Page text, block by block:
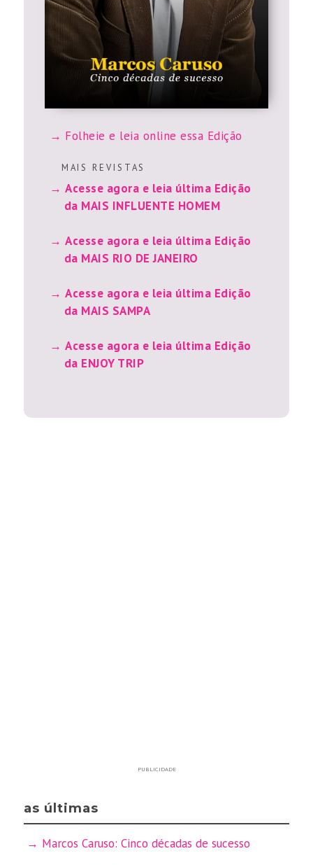
Folheie e leia online essa Edição
M A I S R E V I S T A S
Acesse agora e leia última Edição
da MAIS INFLUENTE HOMEM
Acesse agora e leia última Edição
da MAIS RIO DE JANEIRO
Acesse agora e leia última Edição
da MAIS SAMPA
Acesse agora e leia última Edição
da ENJOY TRIP
PUBLICIDADE
as últimas
Marcos Caruso: Cinco décadas de sucesso